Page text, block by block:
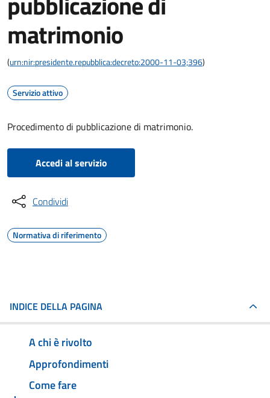
matrimonio
(urn:nir:presidente.repubblica:decreto:2000-11-03;396)
Servizio attivo
Procedimento di pubblicazione di matrimonio.
Accedi al servizio
Condividi
Normativa di riferimento
INDICE DELLA PAGINA
A chi è rivolto
Approfondimenti
Come fare